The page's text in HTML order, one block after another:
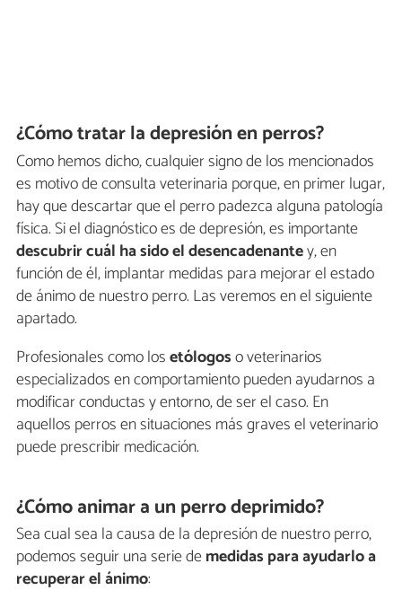
¿Cómo tratar la depresión en perros?
Como hemos dicho, cualquier signo de los mencionados
es motivo de consulta veterinaria porque, en primer lugar,
hay que descartar que el perro padezca alguna patología
física. Si el diagnóstico es de depresión, es importante
descubrir cuál ha sido el desencadenantey, en
función de él, implantar medidas para mejorar el estado
de ánimo de nuestro perro. Las veremos en el siguiente
apartado.
Profesionales como losetólogoso veterinarios
especializados en comportamiento pueden ayudarnos a
modificar conductas y entorno, de ser el caso. En
aquellos perros en situaciones más graves el veterinario
puede prescribir medicación.
¿Cómo animar a un perro deprimido?
Sea cual sea la causa de la depresión de nuestro perro,
podemos seguir una serie demedidas para ayudarlo a
recuperar el ánimo: